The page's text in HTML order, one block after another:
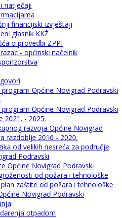
i natječaji
financijski izvještaji
glasnik KKŽ
o provedbi ZPPI
- općinski načelnik
program Općine Novigrad Podravski
program Općine Novigrad Podravski
2021. - 2025.
razvoja Općine Novigrad
razdoblje 2016 - 2020.
od velikih nesreća za područje
Podravski
Općine Novigrad Podravski
od požara i tehnološke
zaštite od požara i tehnološke
Novigrad Podravski
otpadom